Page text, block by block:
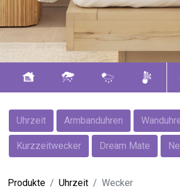
Uhrzeit Armbanduhren
Kurzzeitwecker Dream Mate
Produkte Uhrzeit Wecker